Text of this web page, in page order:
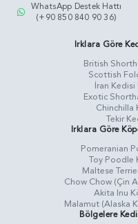
WhatsApp Destek Hattı
(+90 850 840 90 36)
Irklara Göre
British
Scottish
İran
Exotic
Chinchilla
Tekir
Irklara Göre
Pomeranian
Toy Poodle
Maltese
Chow Chow (Çin
Akita Inu
Malamut (Alaska
Bölgelere